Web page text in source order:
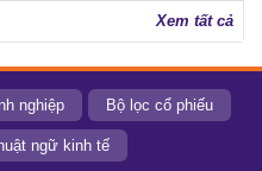
Xem tất cả
nghiệp Bộ lọc cổ phiếu
ngữ kinh tế